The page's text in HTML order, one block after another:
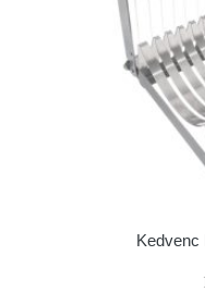
Kedvenc